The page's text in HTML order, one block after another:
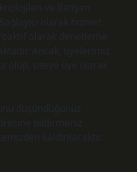
ve İletişim
olarak hizmet
olarak denetleme
Ancak, üyelerimiz
olup, siteye üye olarak
düşündüğünüz
bildirmeniz
kaldırılacaktır.